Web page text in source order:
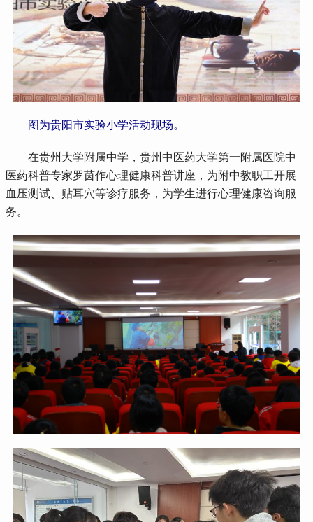
图为贵阳市实验小学活动现场。
在贵州大学附属中学，贵州中医药大学第一附属医院中
医药科普专家罗茵作心理健康科普讲座，为附中教职工开展
血压测试、贴耳穴等诊疗服务，为学生进行心理健康咨询服
务。